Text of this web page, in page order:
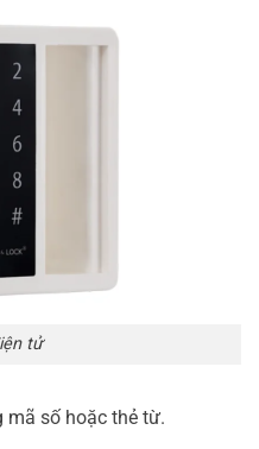
tử
mã số hoặc thẻ từ.